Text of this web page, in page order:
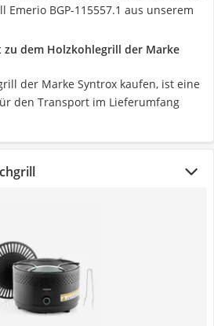
BGP-115557.1 aus unserem
zu dem Holzkohlegrill der Marke
der Marke Syntrox kaufen, ist eine
den Transport im Lieferumfang